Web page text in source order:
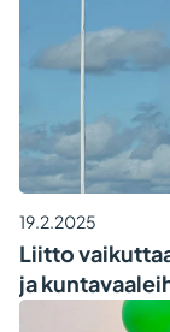
19.2.2025
Liitto
ja